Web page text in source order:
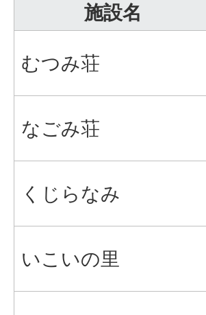
施設名
むつみ荘
なごみ荘
くじらなみ
いこいの里